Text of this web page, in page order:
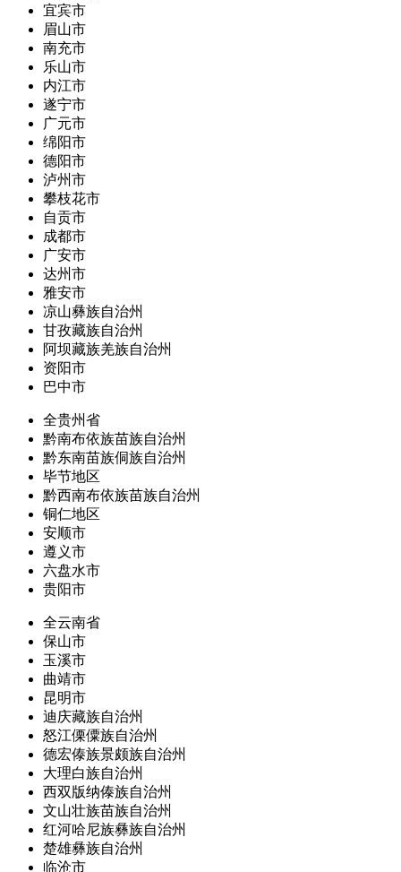
宜宾市
眉山市
南充市
乐山市
内江市
遂宁市
广元市
绵阳市
德阳市
泸州市
攀枝花市
自贡市
成都市
广安市
达州市
雅安市
凉山彝族自治州
甘孜藏族自治州
阿坝藏族羌族自治州
资阳市
巴中市
全贵州省
黔南布依族苗族自治州
黔东南苗族侗族自治州
毕节地区
黔西南布依族苗族自治州
铜仁地区
安顺市
遵义市
六盘水市
贵阳市
全云南省
保山市
玉溪市
曲靖市
昆明市
迪庆藏族自治州
怒江傈僳族自治州
德宏傣族景颇族自治州
大理白族自治州
西双版纳傣族自治州
文山壮族苗族自治州
红河哈尼族彝族自治州
楚雄彝族自治州
临沧市